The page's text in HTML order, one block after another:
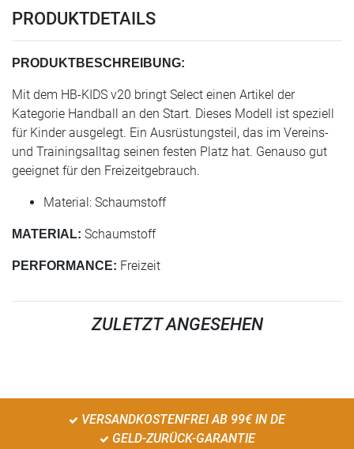
PRODUKTDETAILS
PRODUKTBESCHREIBUNG:
Mit dem HB-KIDS v20 bringt Select einen Artikel der
Kategorie Handball an den Start. Dieses Modell ist speziell
für Kinder ausgelegt. Ein Ausrüstungsteil, das im Vereins-
und Trainingsalltag seinen festen Platz hat. Genauso gut
geeignet für den Freizeitgebrauch.
Material: Schaumstoff
MATERIAL: Schaumstoff
PERFORMANCE: Freizeit
ZULETZT ANGESEHEN
VERSANDKOSTENFREI AB 99€ IN DE
GELD-ZURÜCK-GARANTIE